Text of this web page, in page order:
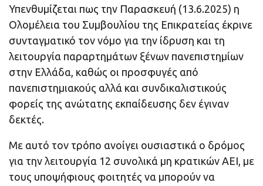
Υπενθυμίζεται πως την Παρασκευή (13.6.2025) η
Ολομέλεια του Συμβουλίου της Επικρατείας έκρινε
συνταγματικό τον νόμο για την ίδρυση και τη
λειτουργία παραρτημάτων ξένων πανεπιστημίων
στην Ελλάδα, καθώς οι προσφυγές από
πανεπιστημιακούς αλλά και συνδικαλιστικούς
φορείς της ανώτατης εκπαίδευσης δεν έγιναν
δεκτές.
Με αυτό τον τρόπο ανοίγει ουσιαστικά ο δρόμος
για την λειτουργία 12 συνολικά μη κρατικών ΑΕΙ, με
τους υποψήφιους φοιτητές να μπορούν να